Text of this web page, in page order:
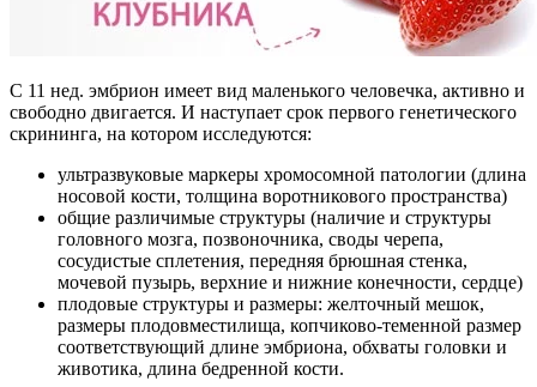
С 11 нед. эмбрион имеет вид маленького человечка, активно и
свободно двигается. И наступает срок первого генетического
скрининга, на котором исследуются:
ультразвуковые маркеры хромосомной патологии (длина
носовой кости, толщина воротникового пространства)
общие различимые структуры (наличие и структуры
головного мозга, позвоночника, своды черепа,
сосудистые сплетения, передняя брюшная стенка,
мочевой пузырь, верхние и нижние конечности, сердце)
плодовые структуры и размеры: желточный мешок,
размеры плодовместилища, копчиково-теменной размер
соответствующий длине эмбриона, обхваты головки и
животика, длина бедренной кости.